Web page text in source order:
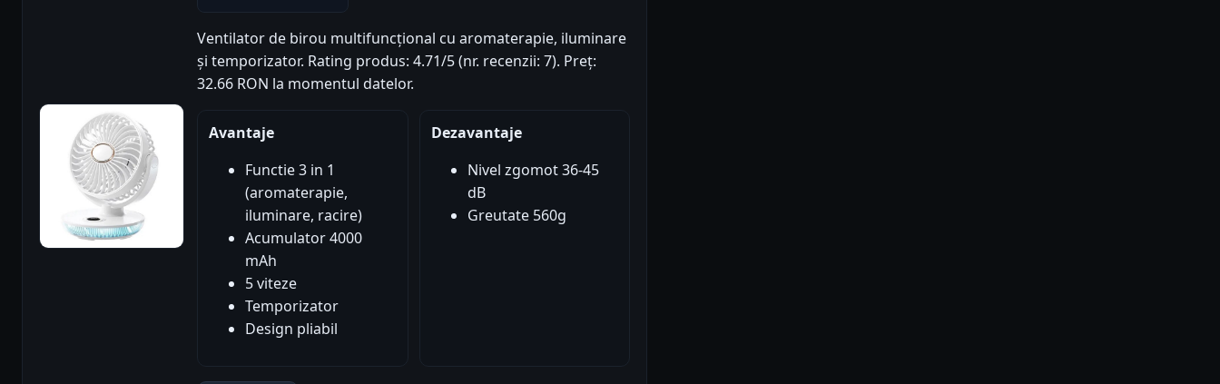
Ventilator de birou multifuncțional cu aromaterapie, iluminare
și temporizator. Rating produs: 4.71/5 (nr. recenzii: 7). Preț:
32.66 RON la momentul datelor.
Avantaje
Functie 3 in 1
(aromaterapie,
iluminare, racire)
Acumulator 4000
mAh
5 viteze
Temporizator
Design pliabil
Dezavantaje
Nivel zgomot 36-45
dB
Greutate 560g